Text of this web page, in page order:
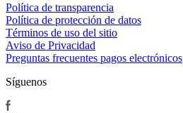
Política de transparencia
Política de protección de datos
Términos de uso del sitio
Aviso de Privacidad
Preguntas frecuentes pagos electrónicos
Síguenos